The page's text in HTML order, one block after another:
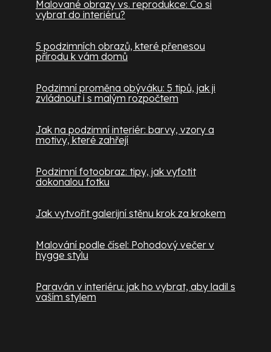
Malované obrazy vs. reprodukce: Co si
vybrat do interiéru?
5 podzimních obrazů, které přenesou
přírodu k vám domů
Podzimní proměna obýváku: 5 tipů, jak ji
zvládnout i s malým rozpočtem
Jak na podzimní interiér: barvy, vzory a
motivy, které zahřejí
Podzimní fotoobraz: tipy, jak vyfotit
dokonalou fotku
Jak vytvořit galerijní stěnu krok za krokem
Malování podle čísel: Pohodový večer v
hygge stylu
Paraván v interiéru: jak ho vybrat, aby ladil s
vaším stylem